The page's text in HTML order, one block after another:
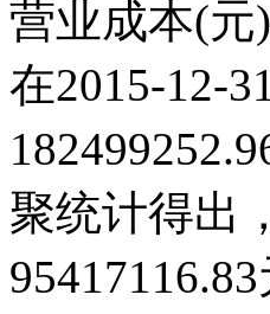
营业成本(元
在2015-12-
聚统计得出